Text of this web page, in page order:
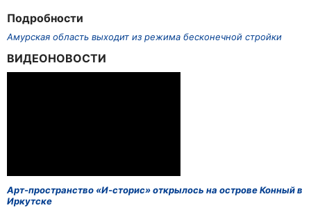
Подробности
Амурская область выходит из режима бесконечной стройки
ВИДЕОНОВОСТИ
Арт-пространство «И-сторис» открылось на острове Конный в
Иркутске